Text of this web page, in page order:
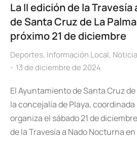
La II edición de la
de Santa Cruz de La
próximo 21 de diciembre
Deportes, Información Local,
13 de diciembre de 2024
El Ayuntamiento de Santa Cruz
la concejalía de Playa, coordinada
organiza el sábado 21 de
de la Travesía a Nado Nocturna